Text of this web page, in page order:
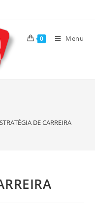
0 Menu
DE CARREIRA